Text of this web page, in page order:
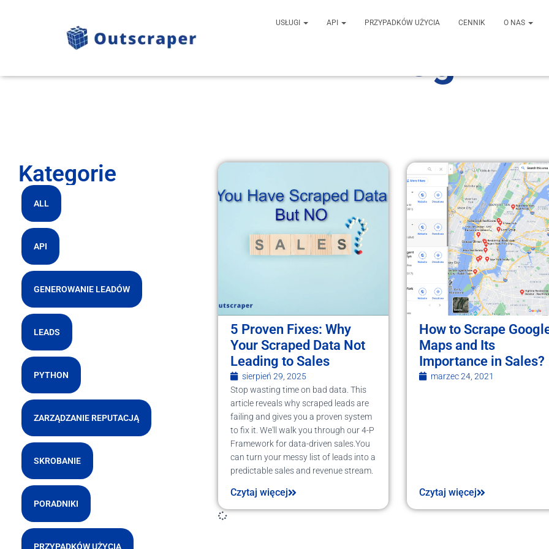
USŁUGI API PRZYPADKÓW UŻYCIA CENNIK O NAS
Kategorie
ALL
API
GENEROWANIE LEADÓW
LEADS
PYTHON
ZARZĄDZANIE REPUTACJĄ
SKROBANIE
PORADNIKI
PRZYPADKÓW UŻYCIA
5 Proven Fixes: Why
Your Scraped Data Not
Leading to Sales
sierpień 29, 2025
Stop wasting time on bad data. This
article reveals why scraped leads are
failing and gives you a proven system
to fix it. We'll walk you through our 4-P
Framework for data-driven sales.You
can turn your messy list of leads into a
predictable sales and revenue stream.
Czytaj więcej
How to Scrape
Maps and Its
Importance in Sales?
marzec 24, 2021
Czytaj więcej